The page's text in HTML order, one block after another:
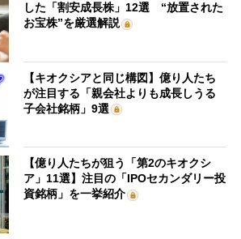
した「割安成長株」12選 “放置された
お宝株”を厳選解説
【キオクシアと同じ構図】億り人たち
が注目する「親会社よりも成長しうる
子会社銘柄」9選
【億り人たちが狙う「第2のキオクシ
ア」11選】注目の「IPOセカンダリー投
資銘柄」を一挙紹介